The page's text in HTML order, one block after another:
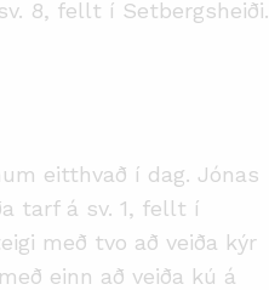
8, fellt í Setbergsheiði.
eitthvað í dag. Jónas
tarf á sv. 1, fellt í
með tvo að veiða kýr
einn að veiða kú á